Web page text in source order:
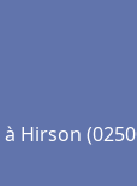
Hirson